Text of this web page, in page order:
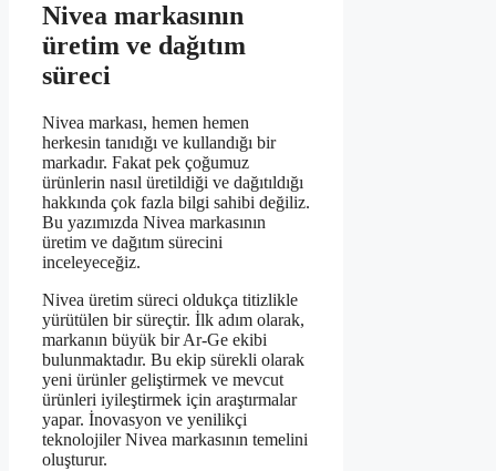
Nivea markasının
üretim ve dağıtım
süreci
Nivea markası, hemen hemen
herkesin tanıdığı ve kullandığı bir
markadır. Fakat pek çoğumuz
ürünlerin nasıl üretildiği ve dağıtıldığı
hakkında çok fazla bilgi sahibi değiliz.
Bu yazımızda Nivea markasının
üretim ve dağıtım sürecini
inceleyeceğiz.
Nivea üretim süreci oldukça titizlikle
yürütülen bir süreçtir. İlk adım olarak,
markanın büyük bir Ar-Ge ekibi
bulunmaktadır. Bu ekip sürekli olarak
yeni ürünler geliştirmek ve mevcut
ürünleri iyileştirmek için araştırmalar
yapar. İnovasyon ve yenilikçi
teknolojiler Nivea markasının temelini
oluşturur.